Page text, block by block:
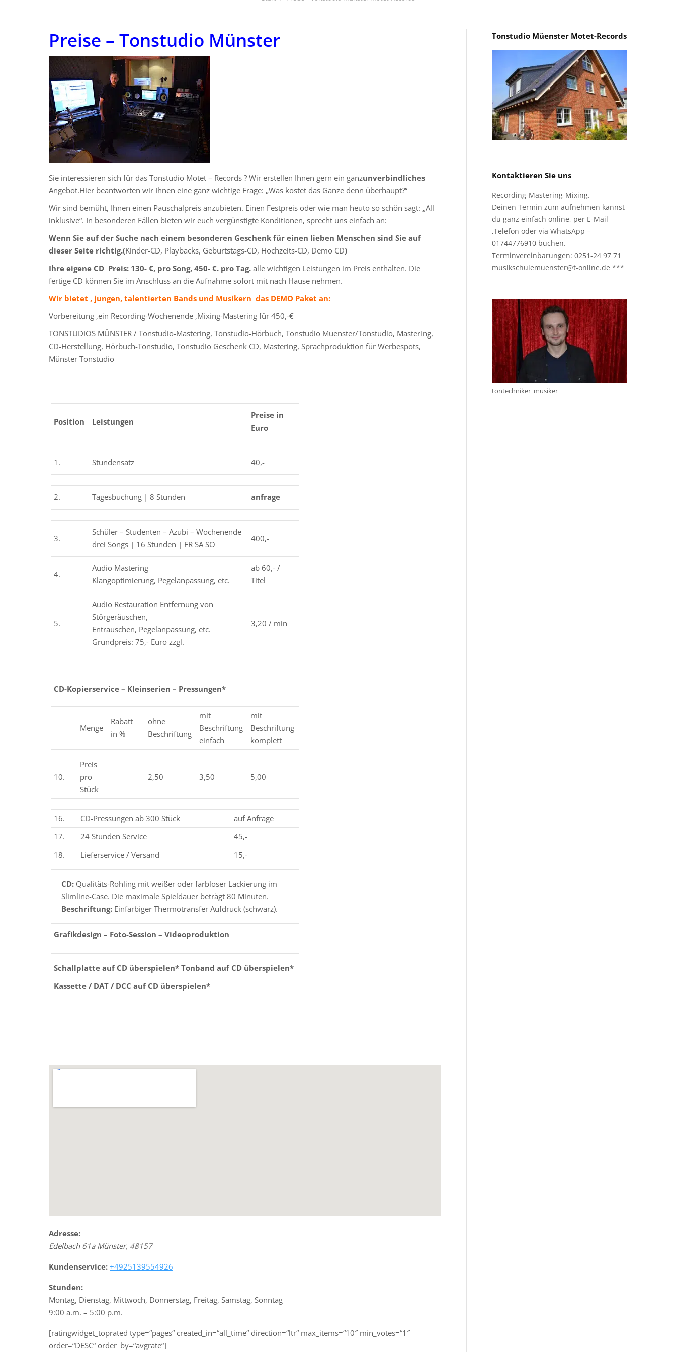
Preise – Tonstudio Münster
Sie interessieren sich für das Tonstudio Motet – Records ? Wir erstellen Ihnen gern ein ganzunverbindliches
Angebot.Hier beantworten wir Ihnen eine ganz wichtige Frage: „Was kostet das Ganze denn überhaupt?“
Wir sind bemüht, Ihnen einen Pauschalpreis anzubieten. Einen Festpreis oder wie man heuto so schön sagt: „All
inklusive“. In besonderen Fällen bieten wir euch vergünstigte Konditionen, sprecht uns einfach an:
Wenn Sie auf der Suche nach einem besonderen Geschenk für einen lieben Menschen sind Sie auf
dieser Seite richtig.(Kinder-CD, Playbacks, Geburtstags-CD, Hochzeits-CD, Demo CD)
Ihre eigene CD Preis: 130- €, pro Song, 450- €. pro Tag. alle wichtigen Leistungen im Preis enthalten. Die
fertige CD können Sie im Anschluss an die Aufnahme sofort mit nach Hause nehmen.
Wir bietet , jungen, talentierten Bands und Musikern das DEMO Paket an:
Vorbereitung ,ein Recording-Wochenende ,Mixing-Mastering für 450,-€
TONSTUDIOS MÜNSTER / Tonstudio-Mastering, Tonstudio-Hörbuch, Tonstudio Muenster/Tonstudio, Mastering,
CD-Herstellung, Hörbuch-Tonstudio, Tonstudio Geschenk CD, Mastering, Sprachproduktion für Werbespots,
Münster Tonstudio
Position Leistungen
Preise in
Euro
1. Stundensatz 40,-
2. Tagesbuchung | 8 Stunden anfrage
3.
Schüler – Studenten – Azubi – Wochenende
drei Songs | 16 Stunden | FR SA SO
400,-
4.
Audio Mastering
Klangoptimierung, Pegelanpassung, etc.
ab 60,- /
Titel
5.
Audio Restauration Entfernung von
Störgeräuschen,
Entrauschen, Pegelanpassung, etc.
Grundpreis: 75,- Euro zzgl.
3,20 / min
CD-Kopierservice – Kleinserien – Pressungen*
Menge
Rabatt
in %
ohne
Beschriftung
mit
Beschriftung
einfach
mit
Beschriftung
komplett
10.
Preis
pro
Stück
2,50 3,50 5,00
16. CD-Pressungen ab 300 Stück
auf Anfrage
17.
24 Stunden Service
45,-
18.
Lieferservice / Versand 15,-
CD: Qualitäts-Rohling mit weißer oder farbloser Lackierung im
Slimline-Case. Die maximale Spieldauer beträgt 80 Minuten.
Beschriftung: Einfarbiger Thermotransfer Aufdruck (schwarz).
Grafikdesign – Foto-Session – Videoproduktion
Schallplatte auf CD überspielen* Tonband auf CD überspielen*
Kassette / DAT / DCC auf CD überspielen*
Adresse:
Edelbach 61a Münster, 48157
Kundenservice: +4925139554926
Stunden:
Montag, Dienstag, Mittwoch, Donnerstag, Freitag, Samstag, Sonntag
9:00 a.m. – 5:00 p.m.
[ratingwidget_toprated type=“pages“ created_in=“all_time“ direction=“ltr“ max_items=“10″ min_votes=“1″
order=“DESC“ order_by=“avgrate“]
Tonstudio Müenster Motet-Records
Kontaktieren Sie uns
Recording-Mastering-Mixing.
Deinen Termin zum aufnehmen kannst
du ganz einfach online, per E-Mail
,Telefon oder via WhatsApp –
01744776910 buchen.
Terminvereinbarungen: 0251-24 97 71
musikschulemuenster@t-online.de ***
tontechniker_musiker